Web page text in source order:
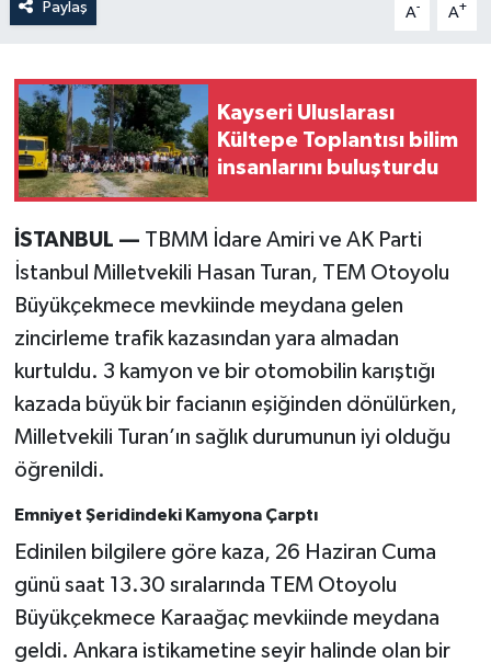
Paylaş A- A+
Kayseri Uluslarası
Kültepe Toplantısı bilim
insanlarını buluşturdu
İSTANBUL — TBMM İdare Amiri ve AK Parti
İstanbul Milletvekili Hasan Turan, TEM Otoyolu
Büyükçekmece mevkiinde meydana gelen
zincirleme trafik kazasından yara almadan
kurtuldu. 3 kamyon ve bir otomobilin karıştığı
kazada büyük bir facianın eşiğinden dönülürken,
Milletvekili Turan’ın sağlık durumunun iyi olduğu
öğrenildi.
Emniyet Şeridindeki Kamyona Çarptı
Edinilen bilgilere göre kaza, 26 Haziran Cuma
günü saat 13.30 sıralarında TEM Otoyolu
Büyükçekmece Karaağaç mevkiinde meydana
geldi. Ankara istikametine seyir halinde olan bir